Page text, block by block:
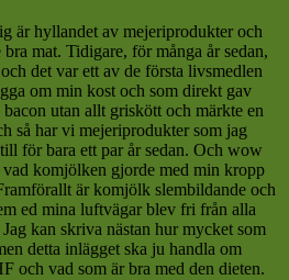
är hyllandet av mejeriprodukter och
mat. Tidigare, för många år sedan,
det var ett av de första livsmedlen
om min kost och som direkt gav
utan allt griskött och märkte en
så har vi mejeriprodukter som jag
för bara ett par år sedan. Och wow
komjölken gjorde med min kropp
är komjölk slembildande och
ed mina luftvägar blev fri från alla
kan skriva nästan hur mycket som
detta inlägget ska ju handla om
och vad som är bra med den dieten.